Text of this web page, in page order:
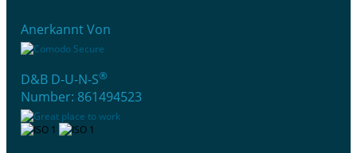
Anerkannt Von
D&B D-U-N-S®
Number: 861494523